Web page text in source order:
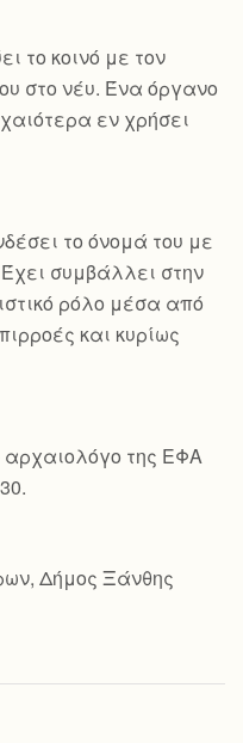
το κοινό με τον
στο νέυ. Ένα όργανο
εν χρήσει
το όνομά του με
συμβάλλει στην
ρόλο μέσα από
και κυρίως
της ΕΦΑ
Δήμος Ξάνθης